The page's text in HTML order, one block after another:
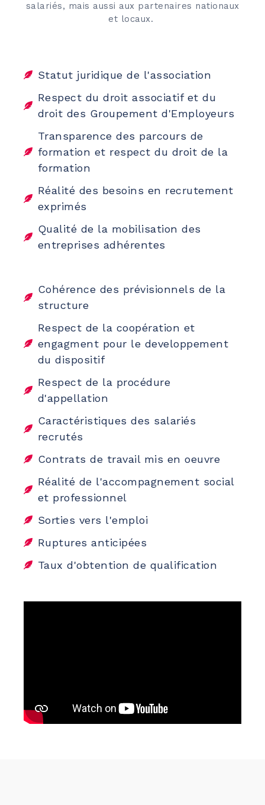
salariés, mais aussi aux partenaires nationaux
et locaux.
Statut juridique de l'association
Respect du droit associatif et du
droit des Groupement d'Employeurs
Transparence des parcours de
formation et respect du droit de la
formation
Réalité des besoins en recrutement
exprimés
Qualité de la mobilisation des
entreprises adhérentes
Cohérence des prévisionnels de la
structure
Respect de la coopération et
engagment pour le developpement
du dispositif
Respect de la procédure
d'appellation
Caractéristiques des salariés
recrutés
Contrats de travail mis en oeuvre
Réalité de l'accompagnement social
et professionnel
Sorties vers l'emploi
Ruptures anticipées
Taux d'obtention de qualification